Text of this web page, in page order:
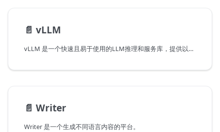
📄️ vLLM
vLLM 是一个快速且易于使用的LLM推理和服务库，提供以下功能：
📄️ Writer
Writer 是一个生成不同语言内容的平台。